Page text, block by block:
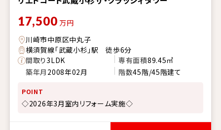
17,500 万円
川崎市中原区中丸子
横須賀線「武蔵小杉」駅 徒歩6分
間取り3LDK 専有面積89.45㎡
築年月 2008年02月 階数45階/45階建て
POINT
◇2026年3月室内リフォーム実施◇